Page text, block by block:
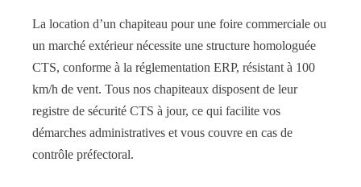
La location d’un chapiteau pour une foire commerciale ou
un marché extérieur nécessite une structure homologuée
CTS, conforme à la réglementation ERP, résistant à 100
km/h de vent. Tous nos chapiteaux disposent de leur
registre de sécurité CTS à jour, ce qui facilite vos
démarches administratives et vous couvre en cas de
contrôle préfectoral.